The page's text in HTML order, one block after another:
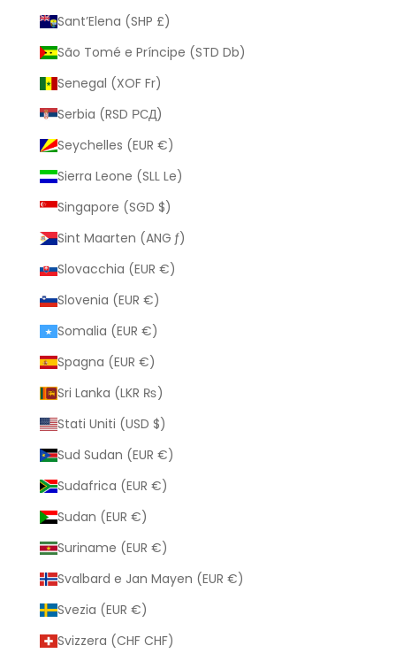
Sant’Elena (SHP £)
São Tomé e Príncipe (STD Db)
Senegal (XOF Fr)
Serbia (RSD РСД)
Seychelles (EUR €)
Sierra Leone (SLL Le)
Singapore (SGD $)
Sint Maarten (ANG ƒ)
Slovacchia (EUR €)
Slovenia (EUR €)
Somalia (EUR €)
Spagna (EUR €)
Sri Lanka (LKR ₨)
Stati Uniti (USD $)
Sud Sudan (EUR €)
Sudafrica (EUR €)
Sudan (EUR €)
Suriname (EUR €)
Svalbard e Jan Mayen (EUR €)
Svezia (EUR €)
Svizzera (CHF CHF)